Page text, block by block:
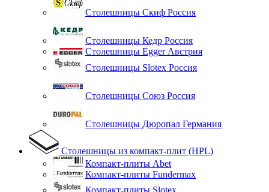
Столешницы Скиф Россия
Столешницы Кедр Россия
Столешницы Egger Австрия
Столешницы Slotex Россия
Столешницы Союз Россия
Столешницы Дюропал Германия
Столешницы из компакт-плит (HPL)
Компакт-плиты Abet
Компакт-плиты Fundermax